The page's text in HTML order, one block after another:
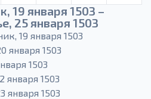
19 января 1503 –
25 января 1503
19 января 1503
января 1503
1503
января 1503
января 1503